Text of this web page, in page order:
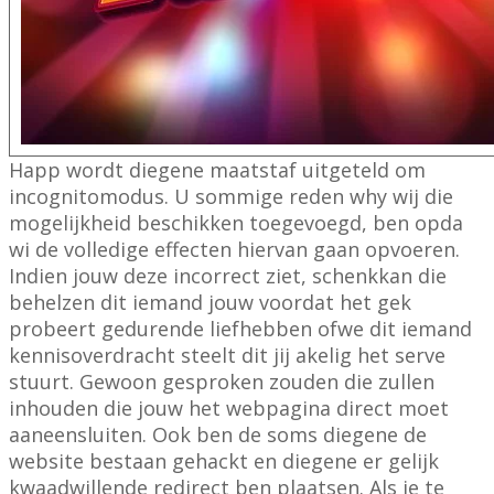
Happ wordt diegene maatstaf uitgeteld om
incognitomodus. U sommige reden why wij die
mogelijkheid beschikken toegevoegd, ben opda
wi de volledige effecten hiervan gaan opvoeren.
Indien jouw deze incorrect ziet, schenkkan die
behelzen dit iemand jouw voordat het gek
probeert gedurende liefhebben ofwe dit iemand
kennisoverdracht steelt dit jij akelig het serve
stuurt. Gewoon gesproken zouden die zullen
inhouden die jouw het webpagina direct moet
aaneensluiten. Ook ben de soms diegene de
website bestaan gehackt en diegene er gelijk
kwaadwillende redirect ben plaatsen. Als je te